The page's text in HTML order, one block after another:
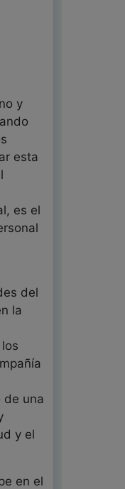
y
esta
es el
del
la
de una
y el
en el